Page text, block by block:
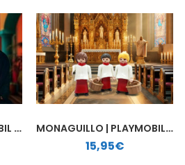
FRIDA KAHLO | PLAYMOBIL PERSONALIZADO MONAGUILLO | PLAYMOBIL PERSONALIZADO
15,95€